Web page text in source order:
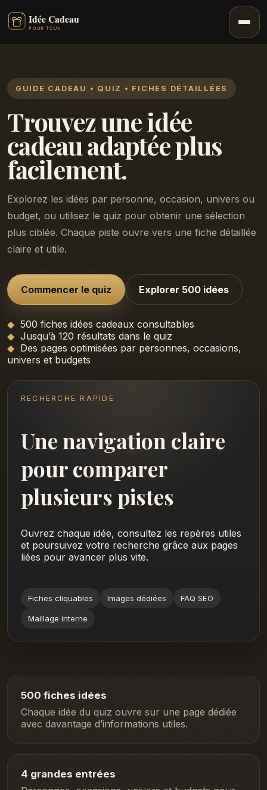
GUIDE CADEAU • QUIZ • FICHES DÉTAILLÉES
Trouvez une idée
cadeau adaptée plus
facilement.
Explorez les idées par personne, occasion, univers ou
budget, ou utilisez le quiz pour obtenir une sélection
plus ciblée. Chaque piste ouvre vers une fiche détaillée
claire et utile.
Commencer le quiz Explorer 500 idées
500 fiches idées cadeaux consultables
Jusqu’à 120 résultats dans le quiz
Des pages optimisées par personnes, occasions,
univers et budgets
RECHERCHE RAPIDE
Une navigation claire
pour comparer
plusieurs pistes
Ouvrez chaque idée, consultez les repères utiles
et poursuivez votre recherche grâce aux pages
liées pour avancer plus vite.
Fiches cliquables Images dédiées FAQ SEO
Maillage interne
500 fiches idées
Chaque idée du quiz ouvre sur une page dédiée
avec davantage d’informations utiles.
4 grandes entrées